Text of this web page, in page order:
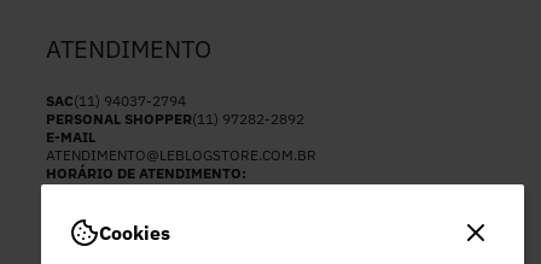
Cookies
ATENDIMENTO
SAC(11) 94037-2794
PERSONAL SHOPPER(11) 97282-2892
E-MAIL
ATENDIMENTO@LEBLOGSTORE.COM.BR
HORÁRIO DE ATENDIMENTO:
EXCETO FERIADOS